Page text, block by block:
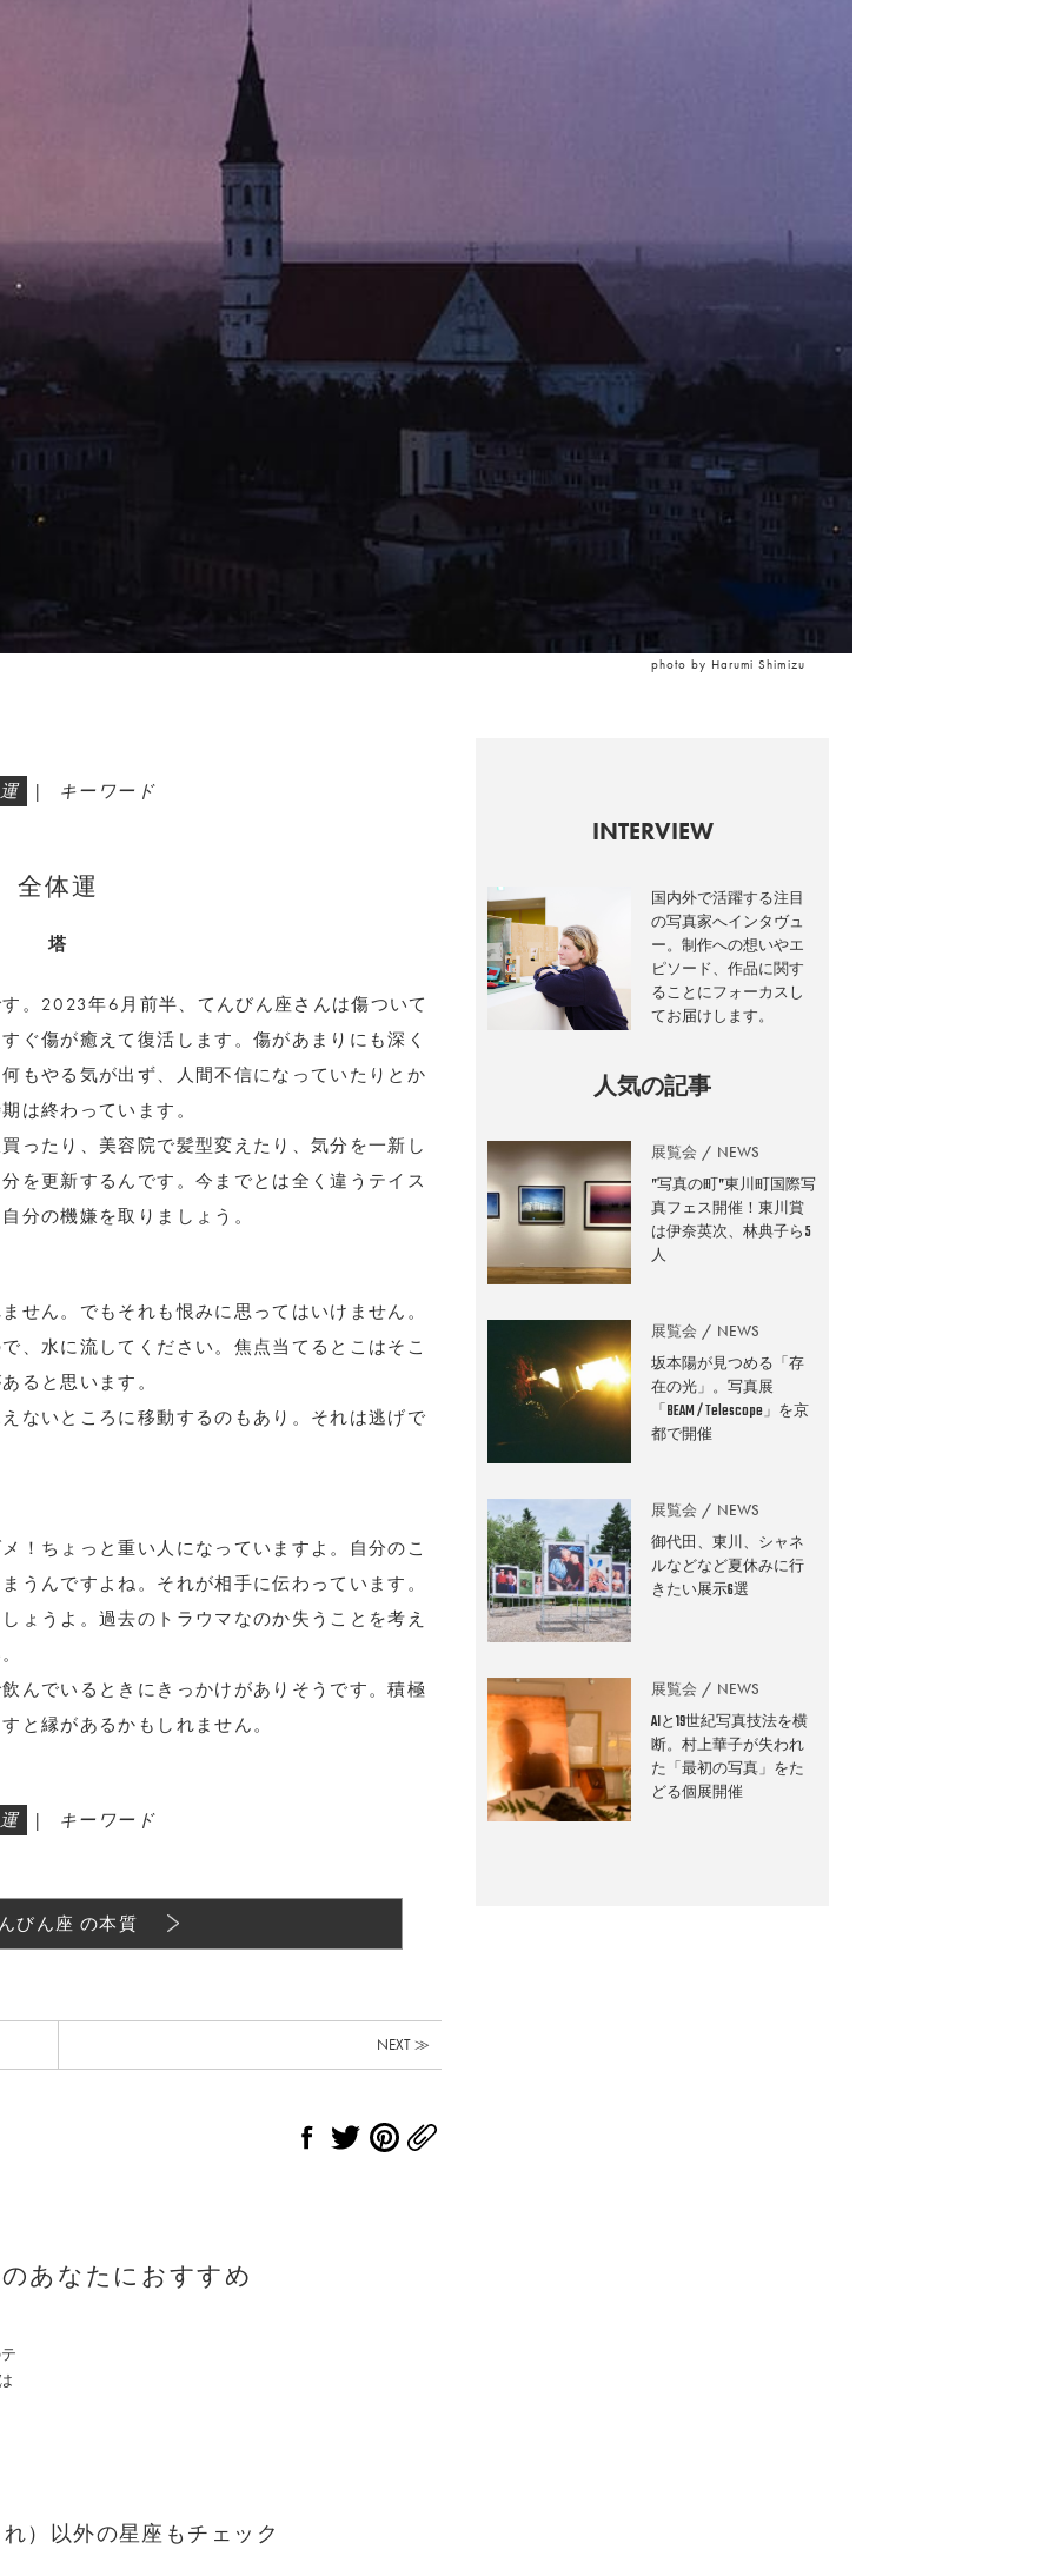
photo by Harumi Shimizu
| キーワード
全体運
塔
。2023年6月前半、てんびん座さんは傷ついて
ぐ傷が癒えて復活します。傷があまりにも深く
もやる気が出ず、人間不信になっていたりとか
は終わっています。
ったり、美容院で髪型変えたり、気分を一新し
を更新するんです。今までとは全く違うテイス
分の機嫌を取りましょう。
せん。でもそれも恨みに思ってはいけません。
、水に流してください。焦点当てるとこはそこ
ると思います。
ないところに移動するのもあり。それは逃げで
！ちょっと重い人になっていますよ。自分のこ
うんですよね。それが相手に伝わっています。
ょうよ。過去のトラウマなのか失うことを考え
んでいるときにきっかけがありそうです。積極
と縁があるかもしれません。
| キーワード
びん座 の本質
NEXT ≫
あなたにおすすめ
）以外の星座もチェック
INTERVIEW
国内外で活躍する注目
の写真家へインタヴュ
ー。制作への想いやエ
ピソード、作品に関す
ることにフォーカスし
てお届けします。
人気の記事
展覧会 NEWS
”写真の町”東川町国際写
真フェス開催！東川賞
は伊奈英次、林典子ら5
人
展覧会 NEWS
坂本陽が見つめる「存
在の光」。写真展
「BEAM / Telescope」を京
都で開催
展覧会 NEWS
御代田、東川、シャネ
ルなどなど夏休みに行
きたい展示6選
展覧会 NEWS
AIと19世紀写真技法を横
断。村上華子が失われ
た「最初の写真」をた
どる個展開催